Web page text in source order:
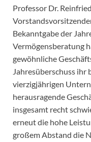
Professor Dr.
Bekanntgabe der
Vermögensberatung
gewöhnliche
Jahresüberschuss ihr
vierzigjährigen
herausragende
insgesamt recht
erneut die hohe
großem Abstand die